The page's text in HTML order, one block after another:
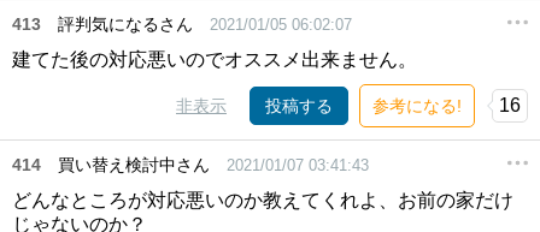
413 評判気になるさん 2021/01/05 06:02:07
建てた後の対応悪いのでオススメ出来ません。
非表示 投稿する 参考になる! 16
414 買い替え検討中さん 2021/01/07 03:41:43
どんなところが対応悪いのか教えてくれよ、お前の家だけ
じゃないのか？